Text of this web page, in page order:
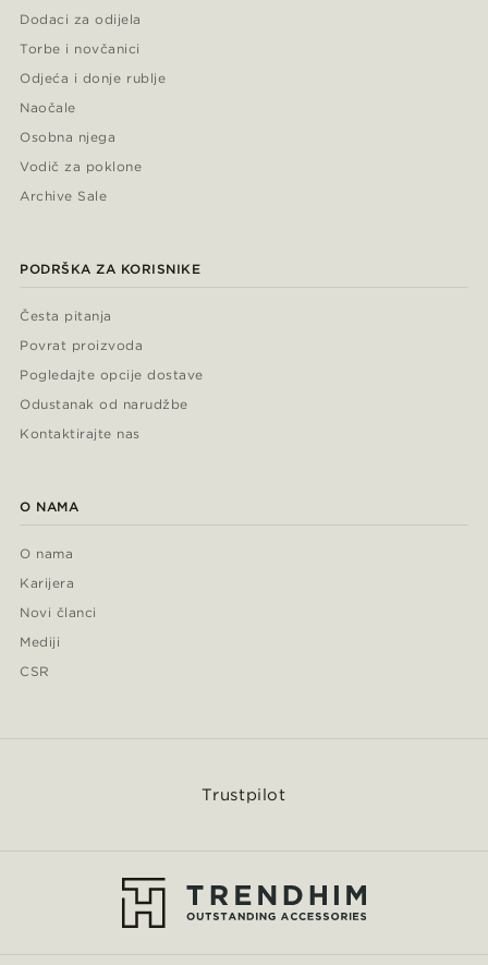
Dodaci za odijela
Torbe i novčanici
Odjeća i donje rublje
Naočale
Osobna njega
Vodič za poklone
Archive Sale
PODRŠKA ZA KORISNIKE
Česta pitanja
Povrat proizvoda
Pogledajte opcije dostave
Odustanak od narudžbe
Kontaktirajte nas
O NAMA
O nama
Karijera
Novi članci
Mediji
CSR
Trustpilot